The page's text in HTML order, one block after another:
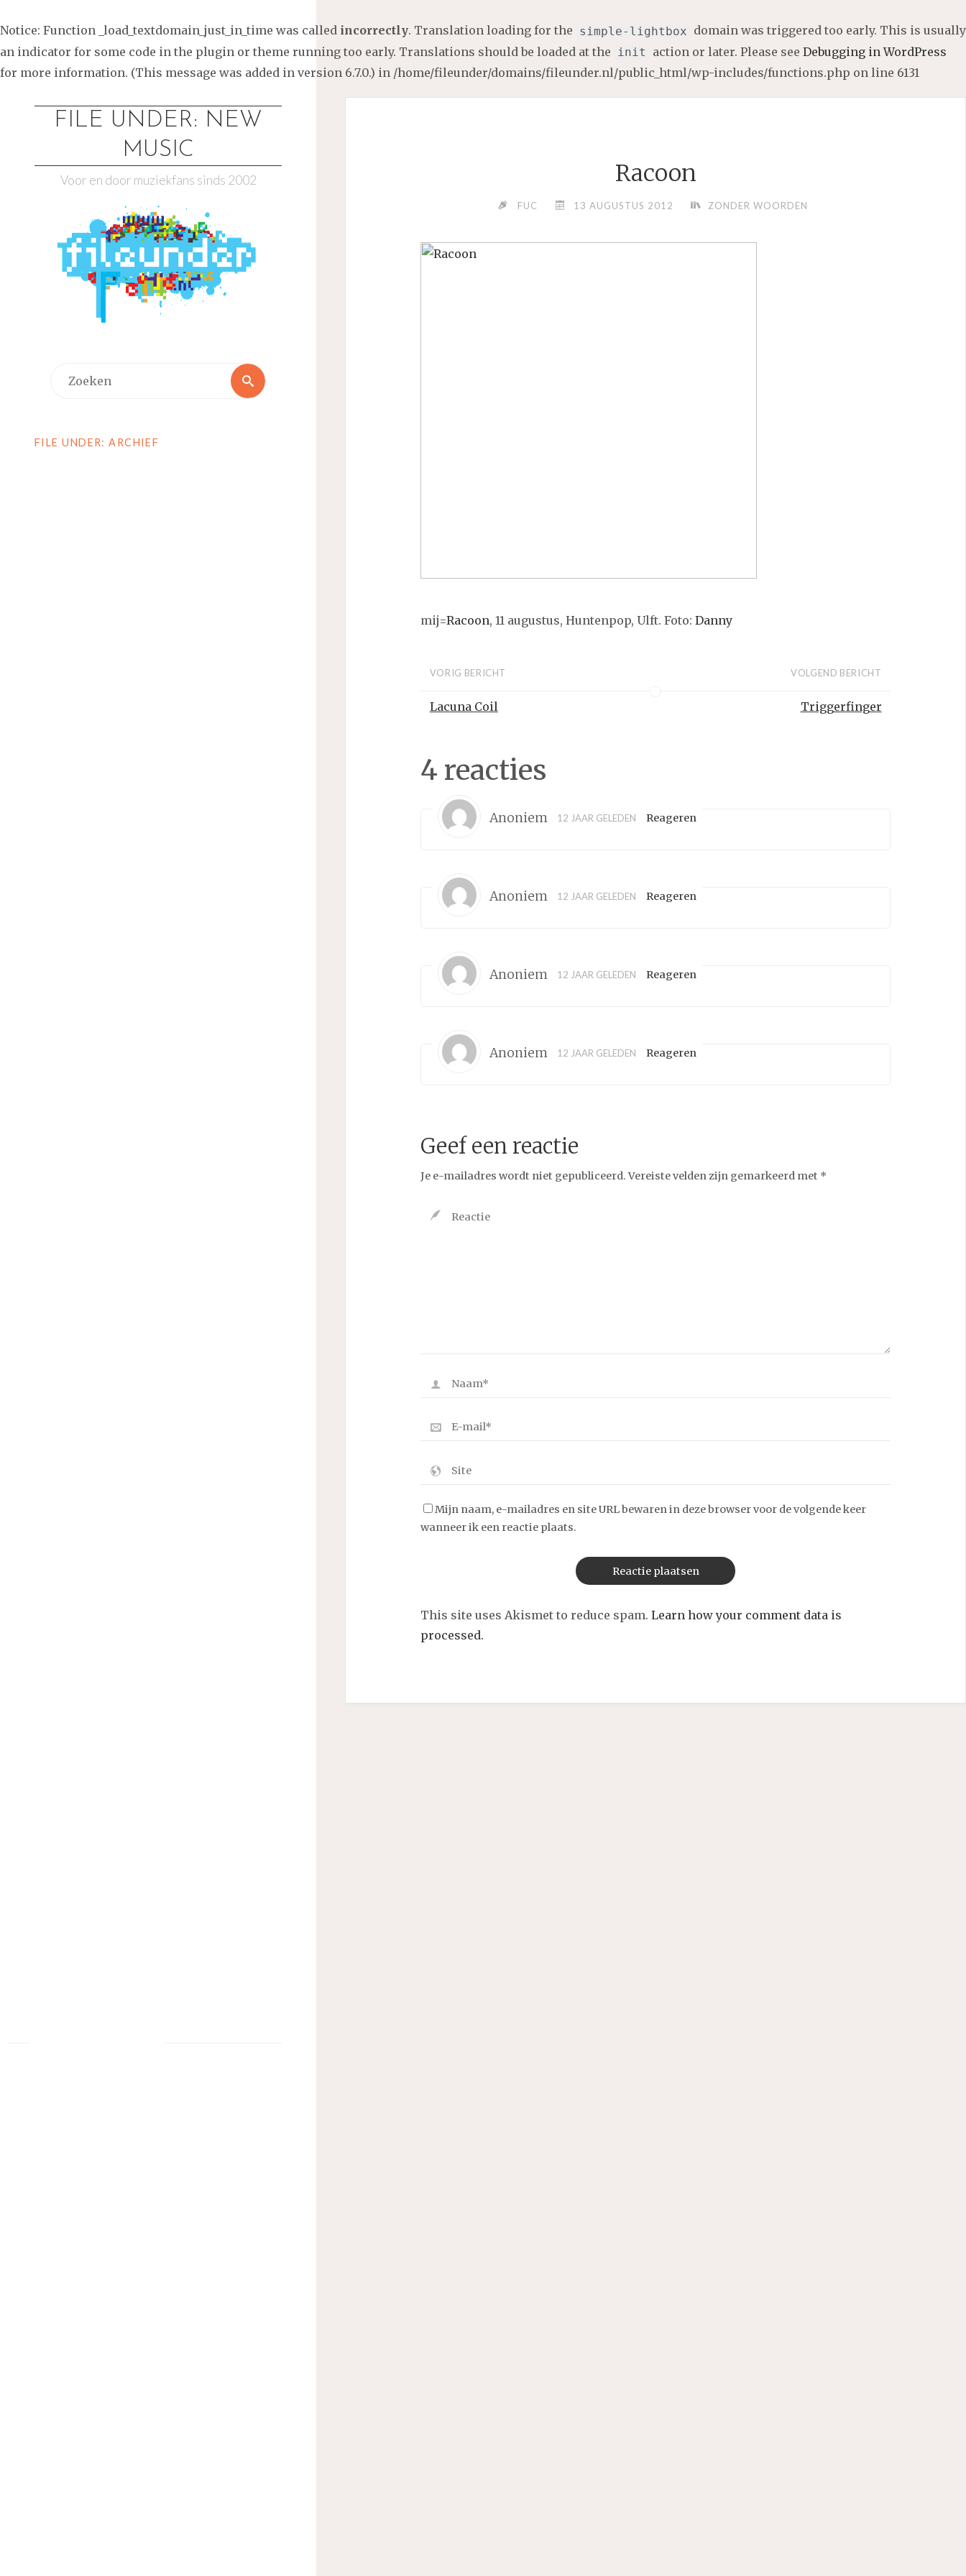
Notice: Function _load_textdomain_just_in_time was called incorrectly. Translation loading for the simple-lightbox domain was triggered too early. This is usually
an indicator for some code in the plugin or theme running too early. Translations should be loaded at the init action or later. Please see Debugging in WordPress
for more information. (This message was added in version 6.7.0.) in /home/fileunder/domains/fileunder.nl/public_html/wp-includes/functions.php on line 6131
FILE UNDER: NEW
MUSIC
Voor en door muziekfans sinds 2002
Zoeken
FILE UNDER: ARCHIEF
Racoon
FUC 13 AUGUSTUS 2012 ZONDER WOORDEN
mij=Racoon, 11 augustus, Huntenpop, Ulft. Foto: Danny
VORIG BERICHT
Lacuna Coil
VOLGEND BERICHT
Triggerfinger
4 reacties
Anoniem 12 JAAR GELEDEN Reageren
Anoniem 12 JAAR GELEDEN Reageren
Anoniem 12 JAAR GELEDEN Reageren
Anoniem 12 JAAR GELEDEN Reageren
Geef een reactie
Je e-mailadres wordt niet gepubliceerd. Vereiste velden zijn gemarkeerd met *
Mijn naam, e-mailadres en site URL bewaren in deze browser voor de volgende keer
wanneer ik een reactie plaats.
This site uses Akismet to reduce spam. Learn how your comment data is
processed.